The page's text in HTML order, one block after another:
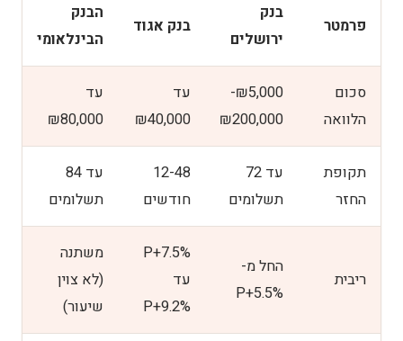
פרמטר
בנק
ירושלים
בנק אגוד
הבנק
הבינלאומי
סכום
הלוואה
₪5,000-
₪200,000
עד
₪40,000
עד
₪80,000
תקופת
החזר
עד 72
תשלומים
12-48
חודשים
עד 84
תשלומים
ריבית
החל מ-
P+5.5%
P+7.5%
עד
P+9.2%
משתנה
(לא צוין
שיעור)